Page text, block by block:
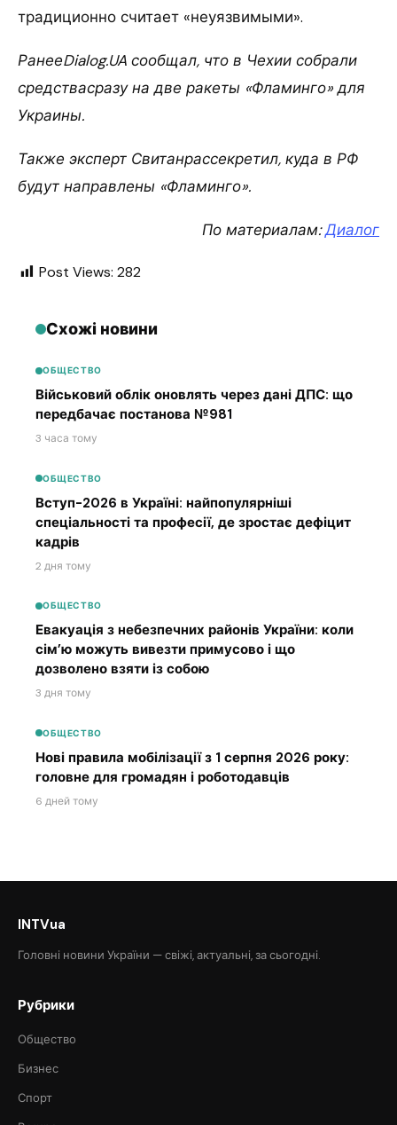
традиционно считает «неуязвимыми».
РанееDialog.UA сообщал, что в Чехии собрали
средствасразу на две ракеты «Фламинго» для
Украины.
Также эксперт Свитанрассекретил, куда в РФ
будут направлены «Фламинго».
По материалам:Диалог
Post Views: 282
Схожі новини
ОБЩЕСТВО
Військовий облік оновлять через дані ДПС: що
передбачає постанова №981
3 часа тому
ОБЩЕСТВО
Вступ-2026 в Україні: найпопулярніші
спеціальності та професії, де зростає дефіцит
кадрів
2 дня тому
ОБЩЕСТВО
Евакуація з небезпечних районів України: коли
сім’ю можуть вивезти примусово і що
дозволено взяти із собою
3 дня тому
ОБЩЕСТВО
Нові правила мобілізації з 1 серпня 2026 року:
головне для громадян і роботодавців
6 дней тому
INTVua
Головні новини України — свіжі, актуальні, за сьогодні.
Рубрики
Общество
Бизнес
Спорт